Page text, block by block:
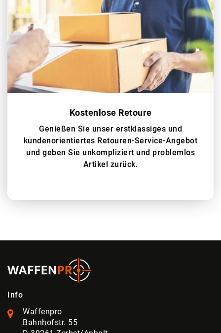
Kostenlose Retoure
Genießen Sie unser erstklassiges und
kundenorientiertes Retouren-Service-Angebot
und geben Sie unkompliziert und problemlos
Artikel zurück.
Info
Waffenpro
Bahnhofstr. 55